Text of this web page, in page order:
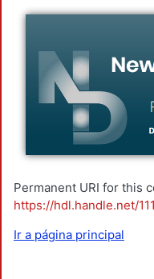
Permanent URI for this
https://hdl.handle.net/
Ir a página principal